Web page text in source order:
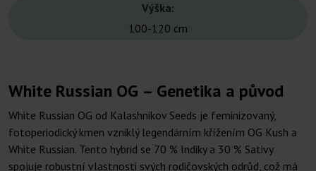
Výška:
100-120 cm
White Russian OG – Genetika a původ
White Russian OG od Kalashnikov Seeds je feminizovaný,
fotoperiodický kmen vzniklý legendárním křížením OG Kush a
White Russian. Tento hybrid se 70 % Indiky a 30 % Sativy
spojuje robustní vlastnosti svých rodičovských odrůd, což má